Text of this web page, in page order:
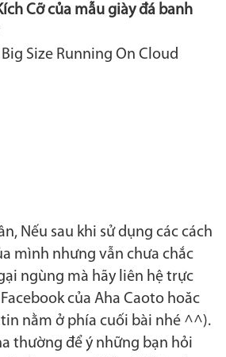
Cỡ của mẫu giày đá banh
Size Running On Cloud
Nếu sau khi sử dụng các cách
mình nhưng vẫn chưa chắc
ngùng mà hãy liên hệ trực
của Aha Caoto hoăc
nằm ở phía cuối bài nhé ^^).
thường để ý những bạn hỏi